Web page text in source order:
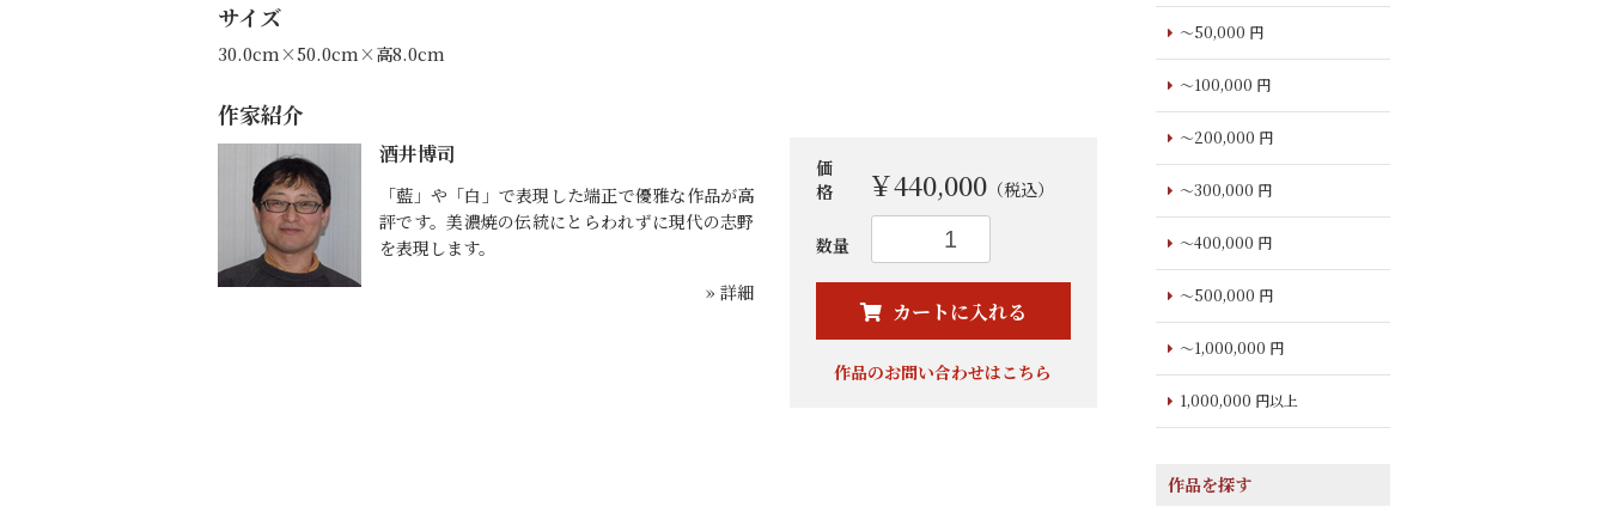
サイズ
30.0cm×50.0cm×高8.0cm
作家紹介
酒井博司
「藍」や「白」で表現した端正で優雅な作品が高
評です。美濃焼の伝統にとらわれずに現代の志野
を表現します。
» 詳細
価
格
￥440,000（税込）
数量
カートに入れる
カートへ進む
作品のお問い合わせはこちら
～50,000 円
～100,000 円
～200,000 円
～300,000 円
～400,000 円
～500,000 円
～1,000,000 円
1,000,000 円以上
作品を探す